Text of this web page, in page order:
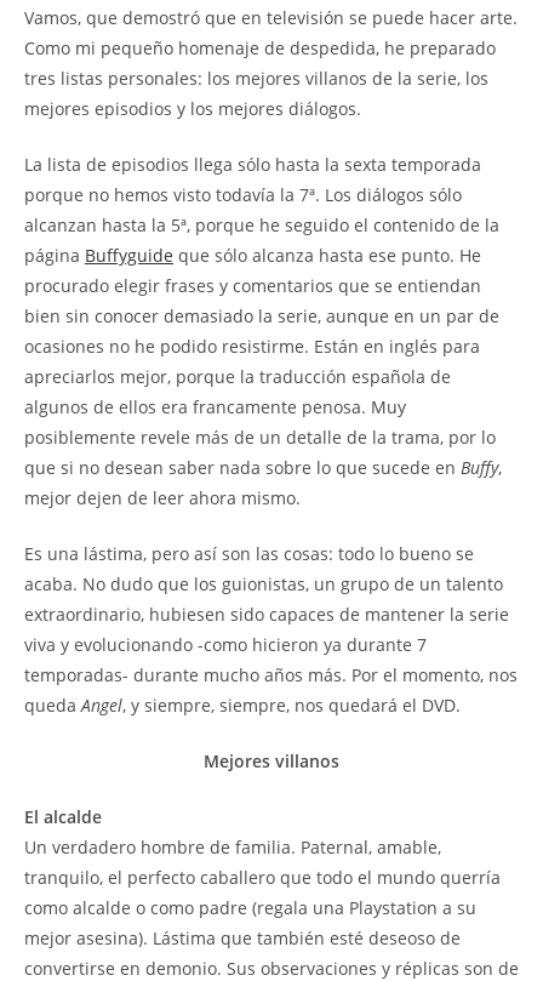
Vamos, que demostró que en televisión se puede hacer arte.
Como mi pequeño homenaje de despedida, he preparado
tres listas personales: los mejores villanos de la serie, los
mejores episodios y los mejores diálogos.
La lista de episodios llega sólo hasta la sexta temporada
porque no hemos visto todavía la 7ª. Los diálogos sólo
alcanzan hasta la 5ª, porque he seguido el contenido de la
página Buffyguide que sólo alcanza hasta ese punto. He
procurado elegir frases y comentarios que se entiendan
bien sin conocer demasiado la serie, aunque en un par de
ocasiones no he podido resistirme. Están en inglés para
apreciarlos mejor, porque la traducción española de
algunos de ellos era francamente penosa. Muy
posiblemente revele más de un detalle de la trama, por lo
que si no desean saber nada sobre lo que sucede en Buffy,
mejor dejen de leer ahora mismo.
Es una lástima, pero así son las cosas: todo lo bueno se
acaba. No dudo que los guionistas, un grupo de un talento
extraordinario, hubiesen sido capaces de mantener la serie
viva y evolucionando -como hicieron ya durante 7
temporadas- durante mucho años más. Por el momento, nos
quedaAngel, y siempre, siempre, nos quedará el DVD.
Mejores villanos
El alcalde
Un verdadero hombre de familia. Paternal, amable,
tranquilo, el perfecto caballero que todo el mundo querría
como alcalde o como padre (regala una Playstation a su
mejor asesina). Lástima que también esté deseoso de
convertirse en demonio. Sus observaciones y réplicas son de